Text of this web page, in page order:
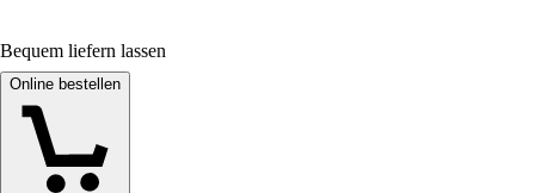
Bequem liefern lassen
Online bestellen